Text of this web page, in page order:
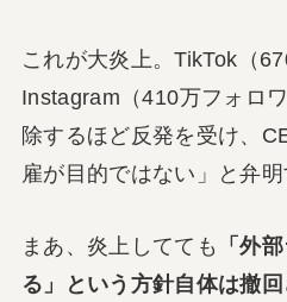
これが大炎上。TikTok（
Instagram（410万フォロ
除するほど反発を受け、
雇が目的ではない」と弁明
まあ、炎上してても
「外
る」という方針自体は撤